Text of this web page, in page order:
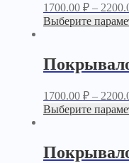
1700.00 ₽–
Выберите
1700.00 ₽–
Выберите